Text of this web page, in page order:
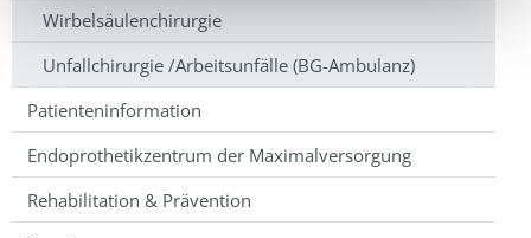
Wirbelsäulenchirurgie
Unfallchirurgie /Arbeitsunfälle (BG-Ambulanz)
Patienteninformation
Endoprothetikzentrum der Maximalversorgung
Rehabilitation & Prävention